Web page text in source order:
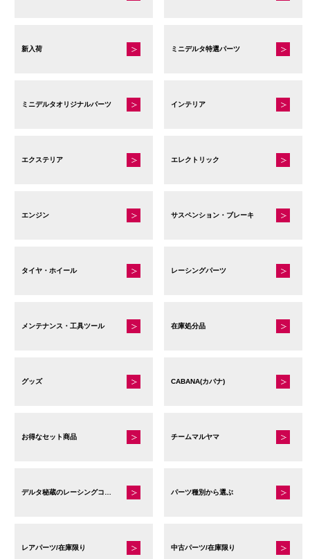
新入荷 ミニデルタ特選パーツ
ミニデルタオリジナルパーツ インテリア
エクステリア エレクトリック
エンジン サスペンション・ブレーキ
タイヤ・ホイール レーシングパーツ
メンテナンス・工具ツール 在庫処分品
グッズ CABANA(カバナ)
お得なセット商品 チームマルヤマ
パーツ種別から選ぶ
レアパーツ/在庫限り 中古パーツ/在庫限り